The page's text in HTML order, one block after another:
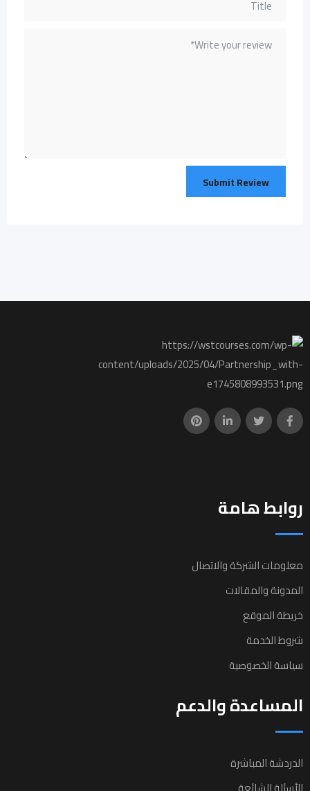
روابط هامة
معلومات الشركة والاتصال
المدونة والمقالات
خريطة الموقع
شروط الخدمة
سياسة الخصوصية
المساعدة والدعم
الدردشة المباشرة